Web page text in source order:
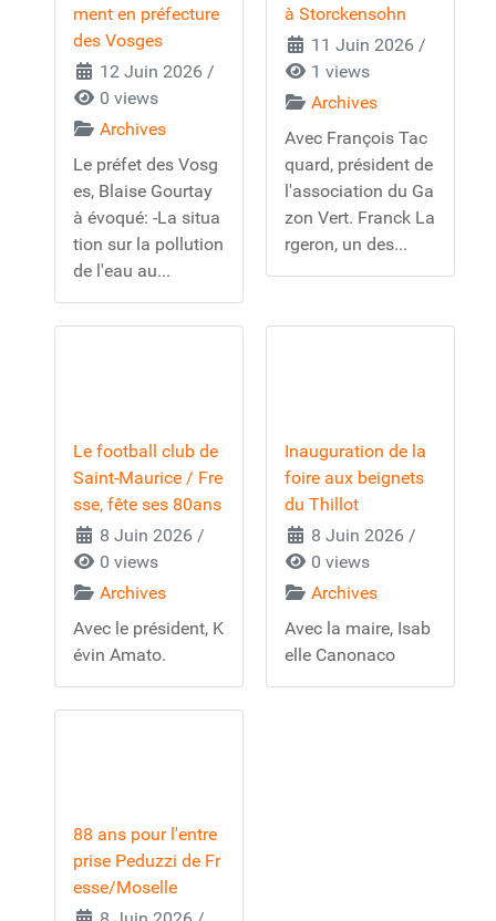
ment en préfecture
des Vosges
12 Juin 2026 /
0 views
Archives
Le préfet des Vosg
es, Blaise Gourtay
à évoqué: -La situa
tion sur la pollution
de l'eau au...
à Storckensohn
11 Juin 2026 /
1 views
Archives
Avec François Tac
quard, président de
l'association du Ga
zon Vert. Franck La
rgeron, un des...
Le football club de
Saint-Maurice / Fre
sse, fête ses 80ans
8 Juin 2026 /
0 views
Archives
Avec le président, K
évin Amato.
Inauguration de la
foire aux beignets
du Thillot
8 Juin 2026 /
0 views
Archives
Avec la maire, Isab
elle Canonaco
88 ans pour l'entre
prise Peduzzi de Fr
esse/Moselle